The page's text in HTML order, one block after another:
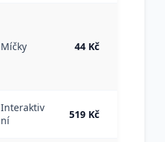
Míčky 44 Kč
Interaktiv
ní
519 Kč